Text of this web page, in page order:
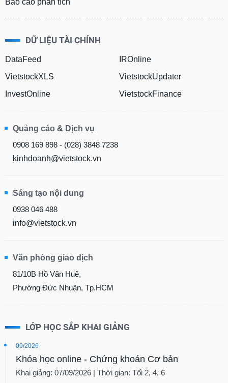
DỮ LIỆU TÀI CHÍNH
DataFeed
VietstockXLS
InvestOnline
IROnline
VietstockUpdater
VietstockFinance
Quảng cáo & Dịch vụ
0908 169 898 - (028) 3848 7238
kinhdoanh@vietstock.vn
Sáng tạo nội dung
0938 046 488
info@vietstock.vn
Văn phòng giao dịch
81/10B Hồ Văn Huê,
Phường Đức Nhuận, Tp.HCM
LỚP HỌC SẮP KHAI GIẢNG
09/2026
Khóa học online - Chứng khoán Cơ bản
Khai giảng: 07/09/2026 | Thời gian: Tối 2, 4, 6